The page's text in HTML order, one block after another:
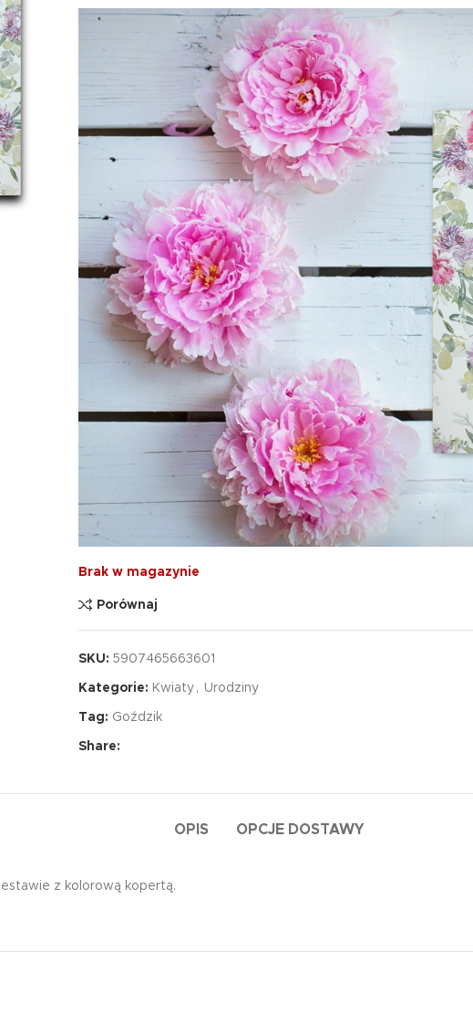
mnożenia żyrafa
7,99
Edukacyjna
magnetyczna
mnożenia
Plansze A4
Karty EDU
Harmonijki
Podkładki na biurko
Książki edukacyjne
Dyplomy
Brak w magazynie
Porównaj
SKU: 5907465663601
Kategorie: Kwiaty , Urodziny
Tag: Goździk
Share:
OPIS OPCJE DOSTAWY
z kolorową kopertą.